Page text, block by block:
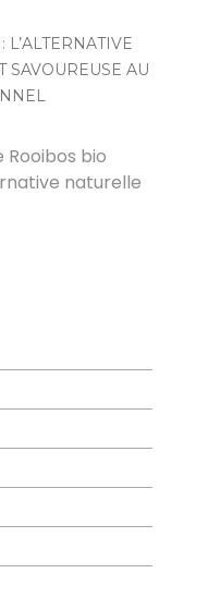
SAVOUREUSE AU
Rooibos bio
naturelle